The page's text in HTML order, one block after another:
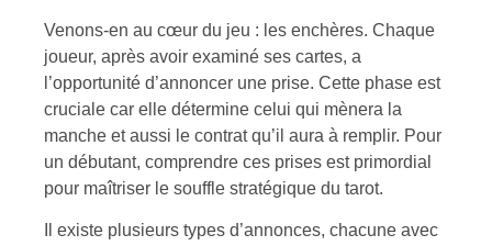
Venons-en au cœur du jeu : les enchères. Chaque
joueur, après avoir examiné ses cartes, a
l’opportunité d’annoncer une prise. Cette phase est
cruciale car elle détermine celui qui mènera la
manche et aussi le contrat qu’il aura à remplir. Pour
un débutant, comprendre ces prises est primordial
pour maîtriser le souffle stratégique du tarot.
Il existe plusieurs types d’annonces, chacune avec